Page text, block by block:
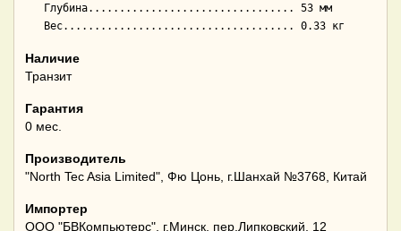
Наличие
Транзит
Гарантия
0 мес.
Производитель
"North Tec Asia Limited", Фю Цонь, г.Шанхай №3768, Китай
Импортер
ООО "БВКомпьютерс", г.Минск, пер.Липковский, 12